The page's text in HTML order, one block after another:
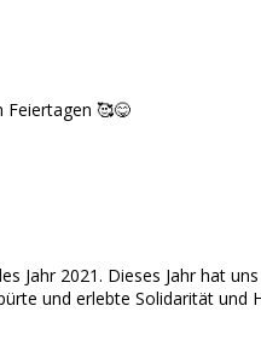
Feiertagen 🥰😋
Jahr 2021. Dieses Jahr hat
und erlebte Solidarität